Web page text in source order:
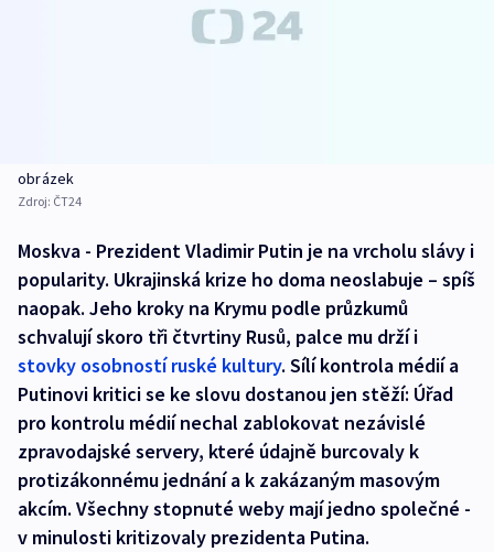
obrázek
Zdroj: ČT24
Moskva - Prezident Vladimir Putin je na vrcholu slávy i
popularity. Ukrajinská krize ho doma neoslabuje – spíš
naopak. Jeho kroky na Krymu podle průzkumů
schvalují skoro tři čtvrtiny Rusů, palce mu drží i
stovky osobností ruské kultury. Sílí kontrola médií a
Putinovi kritici se ke slovu dostanou jen stěží: Úřad
pro kontrolu médií nechal zablokovat nezávislé
zpravodajské servery, které údajně burcovaly k
protizákonnému jednání a k zakázaným masovým
akcím. Všechny stopnuté weby mají jedno společné -
v minulosti kritizovaly prezidenta Putina.